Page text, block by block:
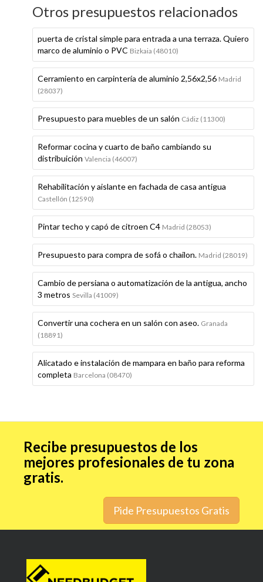
Otros presupuestos relacionados
puerta de cristal simple para entrada a una terraza. Quiero
marco de aluminio o PVC Bizkaia (48010)
Cerramiento en carpintería de aluminio 2,56x2,56 Madrid
(28037)
Presupuesto para muebles de un salón Cádiz (11300)
Reformar cocina y cuarto de baño cambiando su
distribuición Valencia (46007)
Rehabilitación y aislante en fachada de casa antigua
Castellón (12590)
Pintar techo y capó de citroen C4 Madrid (28053)
Presupuesto para compra de sofá o chailon. Madrid (28019)
Cambio de persiana o automatización de la antigua, ancho
3 metros Sevilla (41009)
Convertir una cochera en un salón con aseo. Granada
(18891)
Alicatado e instalación de mampara en baño para reforma
completa Barcelona (08470)
Recibe presupuestos de los
mejores profesionales de tu zona
gratis.
Pide Presupuestos Gratis